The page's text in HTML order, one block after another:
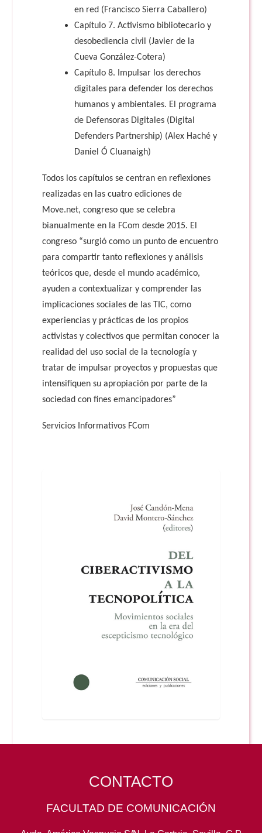
en red (Francisco Sierra Caballero)
Capítulo 7. Activismo bibliotecario y
desobediencia civil (Javier de la
Cueva González-Cotera)
Capítulo 8. Impulsar los derechos
digitales para defender los derechos
humanos y ambientales. El programa
de Defensoras Digitales (Digital
Defenders Partnership) (Alex Haché y
Daniel Ó Cluanaigh)
Todos los capítulos se centran en reflexiones
realizadas en las cuatro ediciones de
Move.net, congreso que se celebra
bianualmente en la FCom desde 2015. El
congreso “surgió como un punto de encuentro
para compartir tanto reflexiones y análisis
teóricos que, desde el mundo académico,
ayuden a contextualizar y comprender las
implicaciones sociales de las TIC, como
experiencias y prácticas de los propios
activistas y colectivos que permitan conocer la
realidad del uso social de la tecnología y
tratar de impulsar proyectos y propuestas que
intensifiquen su apropiación por parte de la
sociedad con fines emancipadores”
Servicios Informativos FCom
CONTACTO
FACULTAD DE COMUNICACIÓN